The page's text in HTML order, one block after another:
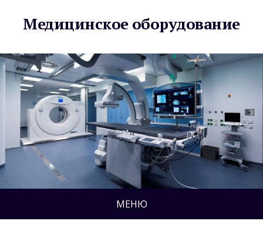
Медицинское оборудование
МЕНЮ